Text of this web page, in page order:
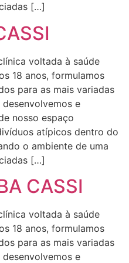
[…]
voltada à saúde
18 anos, formulamos
para as mais variadas
e
nosso espaço
atípicos dentro do
o ambiente de uma
[…]
CASSI
voltada à saúde
18 anos, formulamos
para as mais variadas
e